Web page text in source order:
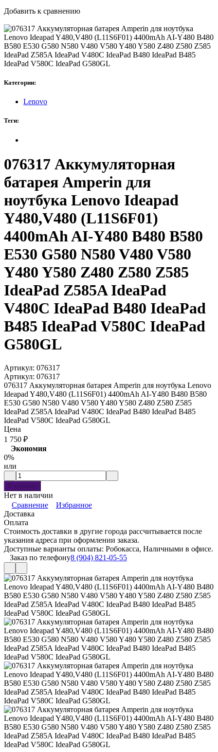
Добавить к сравнению
Категории:
Lenovo
Теги:
076317 Аккумуляторная
батарея Amperin для
ноутбука Lenovo Ideapad
Y480,V480 (L11S6F01)
4400mAh AI-Y480 B480 B580
E530 G580 N580 V480 V580
Y480 Y580 Z480 Z580 Z585
IdeaPad Z585A IdeaPad
V480C IdeaPad B480 IdeaPad
B485 IdeaPad V580C IdeaPad
G580GL
Артикул: 076317
Артикул: 076317
076317 Аккумуляторная батарея Amperin для ноутбука Lenovo
Ideapad Y480,V480 (L11S6F01) 4400mAh AI-Y480 B480 B580
E530 G580 N580 V480 V580 Y480 Y580 Z480 Z580 Z585
IdeaPad Z585A IdeaPad V480C IdeaPad B480 IdeaPad B485
IdeaPad V580C IdeaPad G580GL
Цена
1 750 ₽
Экономия
0%
или
В корзину
Нет в наличии
Сравнение
Избранное
Доставка
Оплата
Стоимость доставки в другие города рассчитывается после
указания адреса при оформлении заказа.
Доступные варианты оплаты: Робокасса, Наличными в офисе.
Заказ по телефону8 (904) 821-05-55